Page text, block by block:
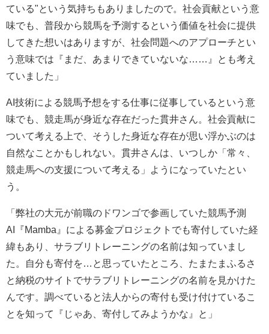
ている"という気持ちもありましたので。社会貢献という意
味でも、普段から競馬を予測するという価値を社会に提供
してきた想いはありますが、社会問題へのアプローチとい
う意味では『まだ、あまりできていないな……』とも考え
ていました」
AI技術による競馬予想をする仕事に従事しているという意
味でも、競走馬が身近な存在だった貫井さん。社会貢献に
ついて考える上で、そうした身近な存在が思い浮かぶのは
自然なことかもしれない。貫井さんは、いつしか「常々、
競走馬への支援について考える」ようになっていたとい
う。
「弊社の大元が前職のドワンゴで参画していた競馬予測
AI『Mamba』による募金プロジェクトでも寄付していた経
緯もあり、サラブリトレーニングの名前は知っていまし
た。自分も寄付を…と思っていたところ、たまたまふるさ
と納税のサイトでサラブリトレーニングの名前を見かけた
んです。調べていると法人からの寄付も受け付けているこ
とを知って『じゃあ、寄付してみようかな』と」